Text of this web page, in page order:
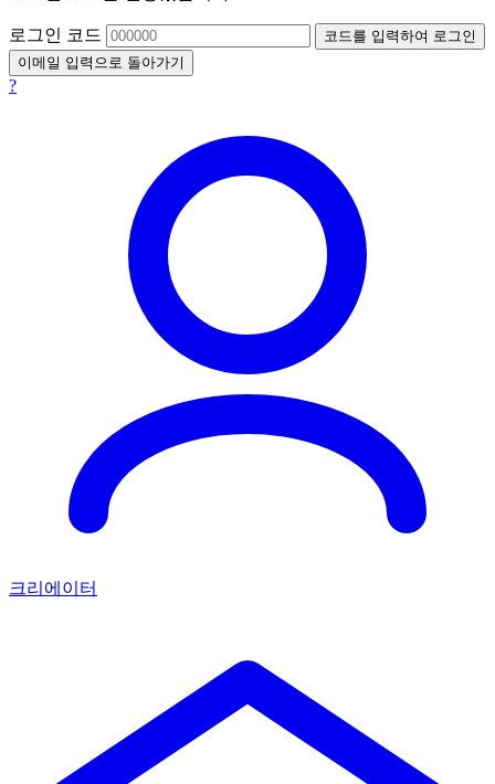
로그인 코드
코드를 입력하여 로그인
이메일 입력으로 돌아가기
?
크리에이터